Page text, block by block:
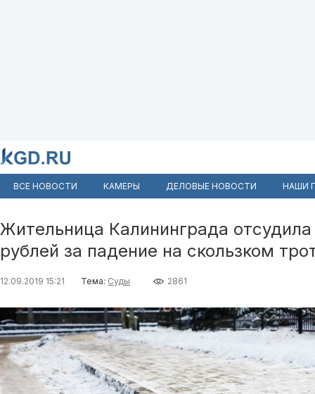
ВСЕ НОВОСТИ КАМЕРЫ ДЕЛОВЫЕ НОВОСТИ НАШИ
Жительница Калининграда
рублей за падение на скользком
12.09.2019 15:21 Тема: Суды 2861